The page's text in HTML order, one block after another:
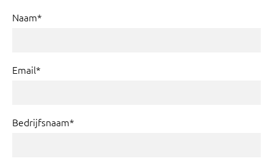
Naam*
Email*
Bedrijfsnaam*